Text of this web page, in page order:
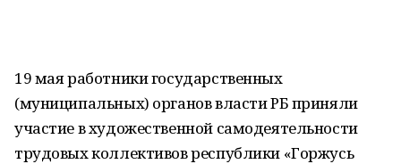
19 мая работники государственных
(муниципальных) органов власти РБ приняли
участие в художественной самодеятельности
трудовых коллективов республики «Горжусь